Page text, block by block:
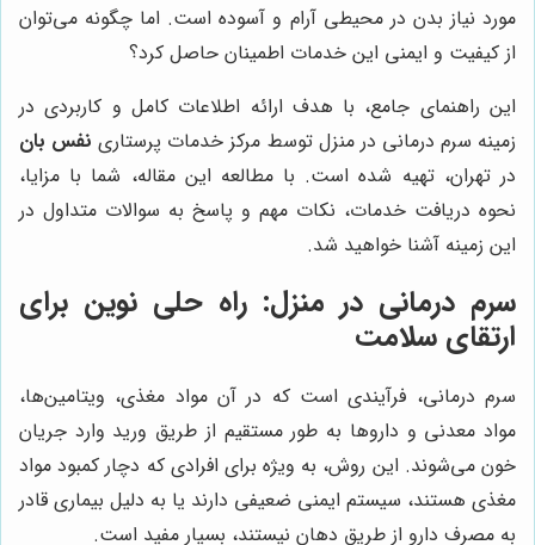
مورد نیاز بدن در محیطی آرام و آسوده است. اما چگونه می‌توان
از کیفیت و ایمنی این خدمات اطمینان حاصل کرد؟
این راهنمای جامع، با هدف ارائه اطلاعات کامل و کاربردی در
زمینه سرم درمانی در منزل توسط مرکز خدمات پرستاری نفس بان
در تهران، تهیه شده است. با مطالعه این مقاله، شما با مزایا،
نحوه دریافت خدمات، نکات مهم و پاسخ به سوالات متداول در
این زمینه آشنا خواهید شد.
سرم درمانی در منزل: راه حلی نوین برای
ارتقای سلامت
سرم درمانی، فرآیندی است که در آن مواد مغذی، ویتامین‌ها،
مواد معدنی و داروها به طور مستقیم از طریق ورید وارد جریان
خون می‌شوند. این روش، به ویژه برای افرادی که دچار کمبود مواد
مغذی هستند، سیستم ایمنی ضعیفی دارند یا به دلیل بیماری قادر
به مصرف دارو از طریق دهان نیستند، بسیار مفید است.